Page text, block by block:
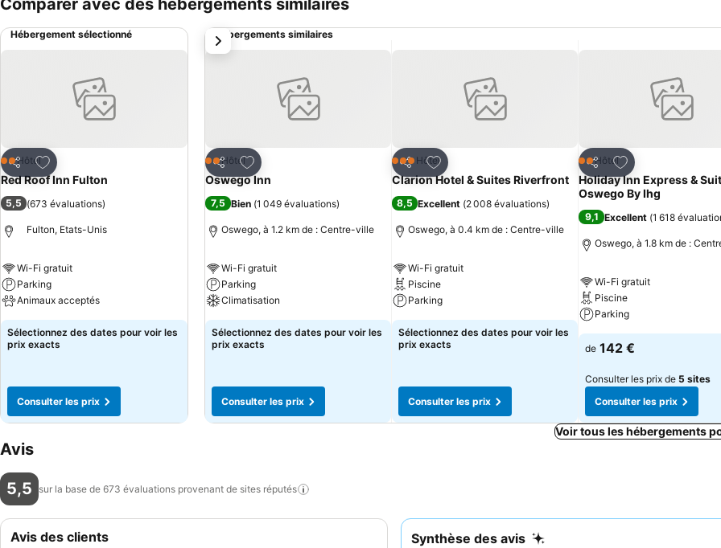
Comparer avec des hébergements similaires
Hébergement sélectionné
Partager
Ajouter à mes favoris
2 Étoiles
Hôtel
Red Roof Inn Fulton
5,5 (673 évaluations)
Fulton, Etats-Unis
Wi-Fi gratuit
Parking
Animaux acceptés
Sélectionnez des dates pour voir les
prix exacts
Consulter les prix
Hébergements similaires
Partager
Ajouter à mes favoris
2 Étoiles
Hôtel
Oswego Inn
7,5 Bien (1 049 évaluations)
Oswego, à 1.2 km de : Centre-ville
Wi-Fi gratuit
Parking
Climatisation
Sélectionnez des dates pour voir les
prix exacts
Consulter les prix
Partager
Ajouter à mes favoris
3 ÉtoilesHôtel
Clarion Hotel & Suites Riverfront
8,5 Excellent (2 008 évaluations)
Oswego, à 0.4 km de : Centre-ville
Wi-Fi gratuit
Piscine
Parking
Sélectionnez des dates pour voir les
prix exacts
Consulter les prix
Partager
Ajouter à mes
2 Étoiles
Hôtel
Holiday Inn Express &
Oswego By Ihg
9,1 Excellent (1 618
Oswego, à 1.8 km de :
Wi-Fi gratuit
Piscine
Parking
de 142 €
Consulter les prix de 5 sites
Consulter les prix
suivant
Voir tous les hébergements
Avis
5,5 sur la base de 673 évaluations provenant de sites réputés
Synthèse des avis
Avis des clients